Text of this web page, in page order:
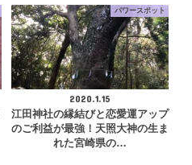
パワースポット
2020.1.15
江田神社の縁結びと恋愛運アップ
のご利益が最強！天照大神の生ま
れた宮崎県の…